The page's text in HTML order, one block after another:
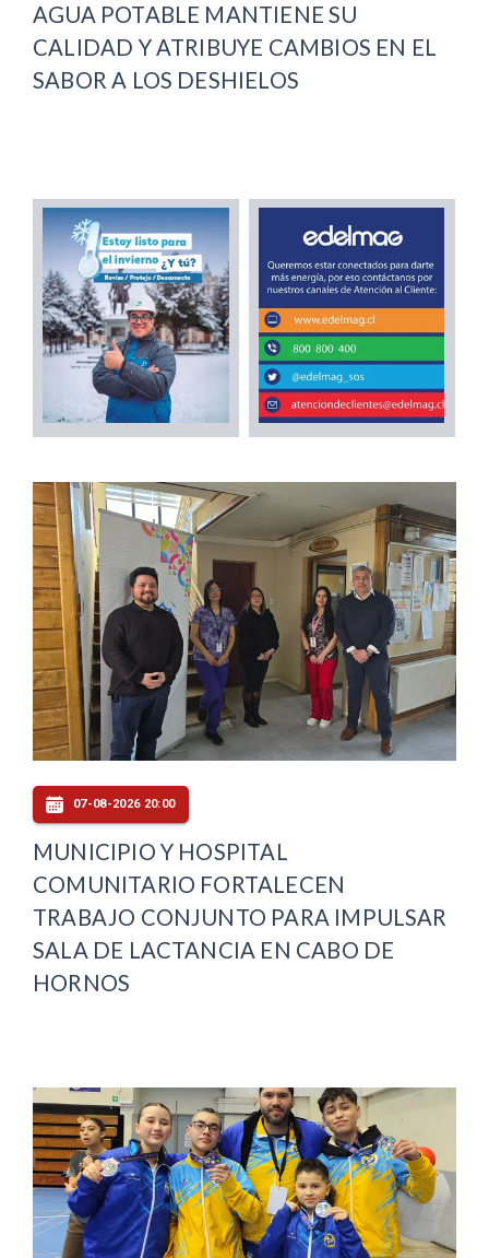
AGUA POTABLE MANTIENE SU
CALIDAD Y ATRIBUYE CAMBIOS EN EL
SABOR A LOS DESHIELOS
07-08-2026 20:00
MUNICIPIO Y HOSPITAL
COMUNITARIO FORTALECEN
TRABAJO CONJUNTO PARA IMPULSAR
SALA DE LACTANCIA EN CABO DE
HORNOS